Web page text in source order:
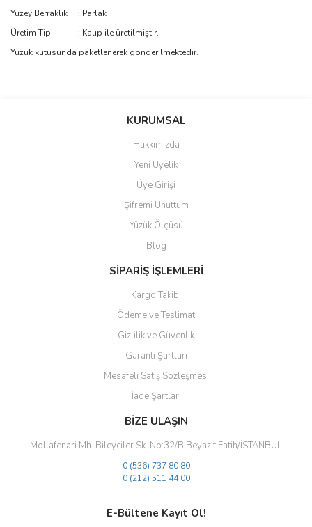
Yüzey Berraklık : Parlak
Üretim Tipi : Kalıp ile üretilmiştir.
Yüzük kutusunda paketlenerek gönderilmektedir.
Bu ürüne ilk yorumu siz yapın!
Yorum Yaz
Ürün resmi kalitesiz, bozuk veya görüntülenemiyor.
Ürün açıklamasında eksik bilgiler bulunuyor.
Ürün bilgilerinde hatalar bulunuyor.
Ürün fiyatı diğer sitelerden daha pahalı.
Bu ürüne benzer farklı alternatifler olmalı.
Gönder
KURUMSAL
Hakkımızda
Yeni Üyelik
Üye Girişi
Şifremi Unuttum
Yüzük Ölçüsü
Blog
SİPARİŞ İŞLEMLERİ
Kargo Takibi
Ödeme ve Teslimat
Gizlilik ve Güvenlik
Garanti Şartları
Mesafeli Satış Sözleşmesi
İade Şartları
BİZE ULAŞIN
Mollafenari Mh. Bileyciler Sk. No:32/B Beyazıt Fatih/İSTANBUL
0 (536) 737 80 80
0 (212) 511 44 00
E-Bültene Kayıt Ol!